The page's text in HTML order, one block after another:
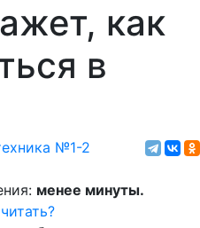
как
в
№1-2
менее минуты.